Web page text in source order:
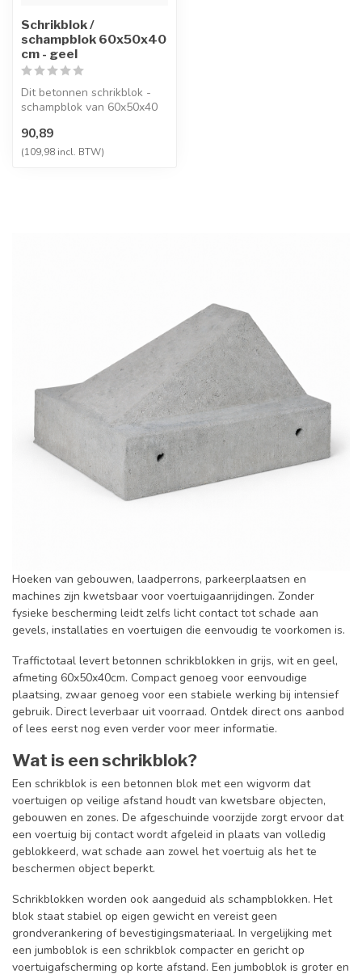
Schrikblok /
schampblok 60x50x40
cm - geel
Dit betonnen schrikblok -
schampblok van 60x50x40
bescherming....
90,89
(109,98 incl. BTW)
Hoeken van gebouwen, laadperrons, parkeerplaatsen en
machines zijn kwetsbaar voor voertuigaanrijdingen. Zonder
fysieke bescherming leidt zelfs licht contact tot schade aan
gevels, installaties en voertuigen die eenvoudig te voorkomen is.
Traffictotaal levert betonnen schrikblokken in grijs, wit en geel,
afmeting 60x50x40cm. Compact genoeg voor eenvoudige
plaatsing, zwaar genoeg voor een stabiele werking bij intensief
gebruik. Direct leverbaar uit voorraad. Ontdek direct ons aanbod
of lees eerst nog even verder voor meer informatie.
Wat is een schrikblok?
Een schrikblok is een betonnen blok met een wigvorm dat
voertuigen op veilige afstand houdt van kwetsbare objecten,
gebouwen en zones. De afgeschuinde voorzijde zorgt ervoor dat
een voertuig bij contact wordt afgeleid in plaats van volledig
geblokkeerd, wat schade aan zowel het voertuig als het te
beschermen object beperkt.
Schrikblokken worden ook aangeduid als schampblokken. Het
blok staat stabiel op eigen gewicht en vereist geen
grondverankering of bevestigingsmateriaal. In vergelijking met
een jumboblok is een schrikblok compacter en gericht op
voertuigafscherming op korte afstand. Een jumboblok is groter en